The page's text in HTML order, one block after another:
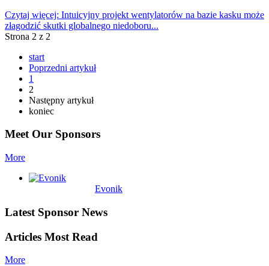
Czytaj więcej: Intuicyjny projekt wentylatorów na bazie kasku może
złagodzić skutki globalnego niedoboru...
Strona 2 z 2
start
Poprzedni artykuł
1
2
Następny artykuł
koniec
Meet Our Sponsors
More
Evonik
Latest Sponsor News
Articles Most Read
More